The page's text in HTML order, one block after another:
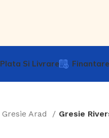
Plata Si Livrare Finantare
Gresie Arad
Gresie